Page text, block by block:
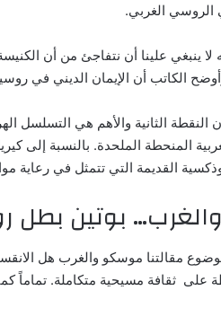
الروسي الغربي.
لا ينبغي علينا أن نتفاجئ من أن
الكاتب أن الإيمان الديني في
النقطة الثانية والأهم هي التسلسل
المنحطة الملحدة. بالنسبة إلى
القديمة التي تتمثل في رعاية
بوتين بطل
موضوع مقالتنا موسكو والغرب هل
على ثقافة مسيحية متكاملة. تماماً